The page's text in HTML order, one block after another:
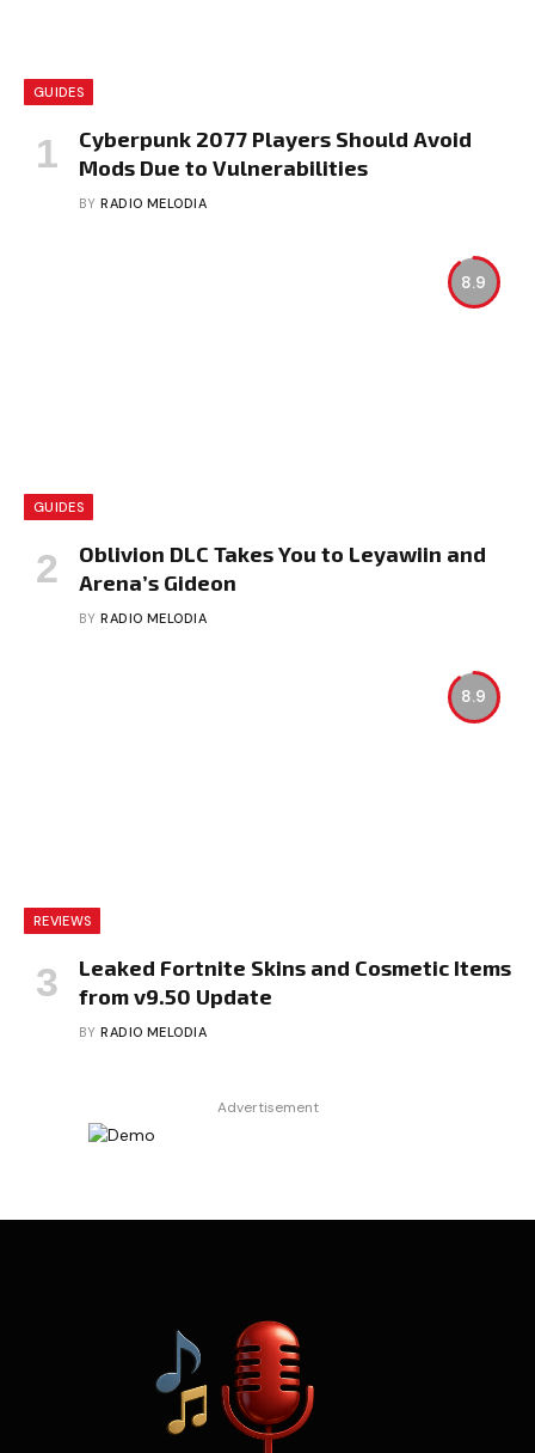
GUIDES
Cyberpunk 2077 Players Should Avoid
Mods Due to Vulnerabilities
BY RADIO MELODIA
8.9
GUIDES
Oblivion DLC Takes You to Leyawiin and
Arena’s Gideon
BY RADIO MELODIA
8.9
REVIEWS
Leaked Fortnite Skins and Cosmetic Items
from v9.50 Update
BY RADIO MELODIA
Advertisement